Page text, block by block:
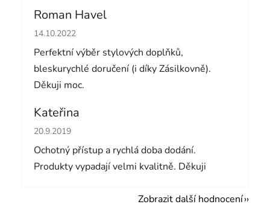
Roman Havel
Hodnocení obchodu je 5 z 5 hvězdiček.
14.10.2022
Perfektní výběr stylových doplňků,
bleskurychlé doručení (i díky Zásilkovně).
Děkuji moc.
Kateřina
Hodnocení obchodu je 5 z 5 hvězdiček.
20.9.2019
Ochotný přístup a rychlá doba dodání.
Produkty vypadají velmi kvalitně. Děkuji
Zobrazit další hodnocení